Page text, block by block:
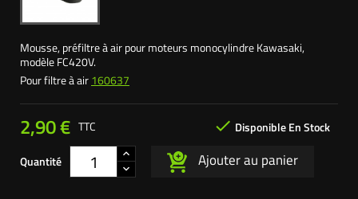
Mousse, préfiltre à air pour moteurs monocylindre Kawasaki,
modèle FC420V.
Pour filtre à air160637
2,90 €  Disponible En Stock
TTC
Quantité Ajouter au panier